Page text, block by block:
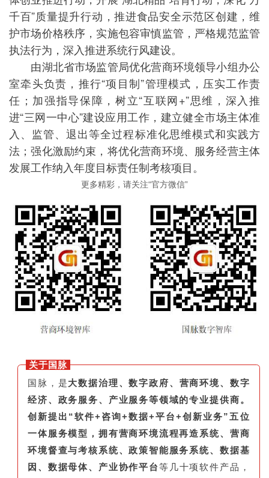
千百”质量提升行动，推进食品安全示范区创建，维
护市场价格秩序，实施包容审慎监管，严格规范监管
执法行为，深入推进系统行风建设。
由湖北省市场监管局优化营商环境领导小组办公
室牵头负责，推行“项目制”管理模式，压实工作责
任；加强指导保障，树立“互联网+”思维，深入推
进“三网一中心”建设应用工作，建立健全市场主体准
入、监管、退出等全过程标准化思维模式和实践方
法；强化激励约束，将优化营商环境、服务经营主体
发展工作纳入年度目标责任制考核项目。
更多精彩，请关注“官方微信”
关于国脉
国脉，是大数据治理、数字政府、营商环境、数字
经济、政务服务、产业服务等领域的专业提供商。
创新提出“软件+咨询+数据+平台+创新业务”五位
一体服务模型，拥有营商环境流程再造系统、营商
环境督查与考核系统、政策智能服务系统、数据基
因、数据母体、产业协作平台等几十项软件产品，